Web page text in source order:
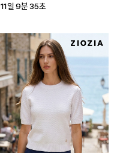
11일 9분 35초